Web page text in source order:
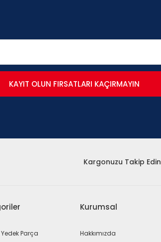
KAYIT OLUN FIRSATLARI KAÇIRMAYIN
Kargonuzu Takip Edin
Parça
Kurumsal
Hakkımızda